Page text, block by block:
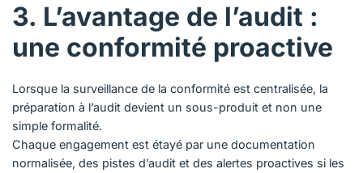
3. L’avantage de l’audit :
une conformité proactive
Lorsque la surveillance de la conformité est centralisée, la
préparation à l’audit devient un sous-produit et non une
simple formalité.
Chaque engagement est étayé par une documentation
normalisée, des pistes d’audit et des alertes proactives si les